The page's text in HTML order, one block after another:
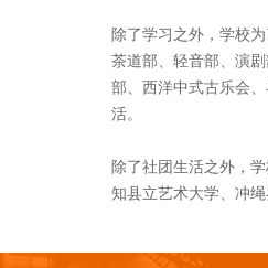
除了学习之外，学校
茶道部、轻音部、演
部、西洋中式古乐会
活。
除了社团生活之外，
知县立艺术大学、冲